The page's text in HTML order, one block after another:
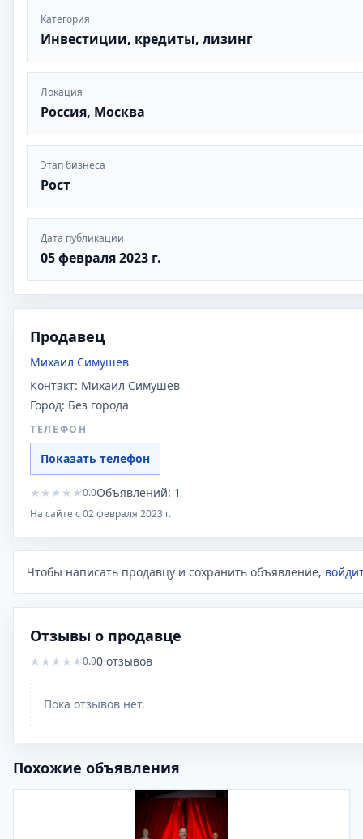
Категория
Инвестиции, кредиты, лизинг
Локация
Россия, Москва
Этап бизнеса
Рост
Дата публикации
05 февраля 2023 г.
Продавец
Михаил Симушев
Контакт: Михаил Симушев
Город: Без города
ТЕЛЕФОН
Показать телефон
★ ★ ★ ★ ★0.0Объявлений: 1
На сайте с02 февраля 2023 г.
Чтобы написать продавцу и сохранить объявление,
Отзывы о продавце
★ ★ ★ ★ ★0.00 отзывов
Пока отзывов нет.
Похожие объявления